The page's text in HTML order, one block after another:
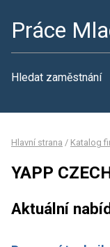
Práce
Hledat zaměstnání
Hlavní strana / Katalog
YAPP
Aktuální